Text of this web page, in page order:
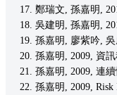
鄭瑞文, 孫嘉明,
吳建明, 孫嘉明,
孫嘉明, 廖紫吟, 吳
孫嘉明, 2009, 資
孫嘉明, 2009, 連
孫嘉明, 2009, Risk